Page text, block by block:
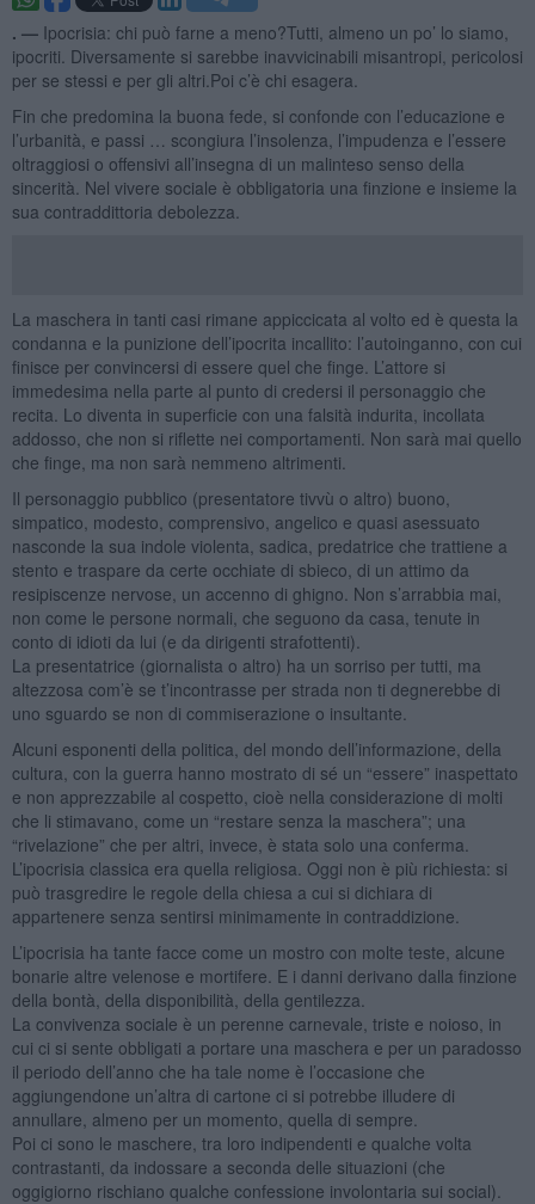
. — Ipocrisia: chi può farne a meno?Tutti, almeno un po’ lo siamo,
ipocriti. Diversamente si sarebbe inavvicinabili misantropi, pericolosi
per se stessi e per gli altri.Poi c’è chi esagera.
Fin che predomina la buona fede, si confonde con l’educazione e
l’urbanità, e passi … scongiura l’insolenza, l’impudenza e l’essere
oltraggiosi o offensivi all’insegna di un malinteso senso della
sincerità. Nel vivere sociale è obbligatoria una finzione e insieme la
sua contraddittoria debolezza.
La maschera in tanti casi rimane appiccicata al volto ed è questa la
condanna e la punizione dell’ipocrita incallito: l’autoinganno, con cui
finisce per convincersi di essere quel che finge. L’attore si
immedesima nella parte al punto di credersi il personaggio che
recita. Lo diventa in superficie con una falsità indurita, incollata
addosso, che non si riflette nei comportamenti. Non sarà mai quello
che finge, ma non sarà nemmeno altrimenti.
Il personaggio pubblico (presentatore tivvù o altro) buono,
simpatico, modesto, comprensivo, angelico e quasi asessuato
nasconde la sua indole violenta, sadica, predatrice che trattiene a
stento e traspare da certe occhiate di sbieco, di un attimo da
resipiscenze nervose, un accenno di ghigno. Non s’arrabbia mai,
non come le persone normali, che seguono da casa, tenute in
conto di idioti da lui (e da dirigenti strafottenti).
La presentatrice (giornalista o altro) ha un sorriso per tutti, ma
altezzosa com’è se t’incontrasse per strada non ti degnerebbe di
uno sguardo se non di commiserazione o insultante.
Alcuni esponenti della politica, del mondo dell’informazione, della
cultura, con la guerra hanno mostrato di sé un “essere” inaspettato
e non apprezzabile al cospetto, cioè nella considerazione di molti
che li stimavano, come un “restare senza la maschera”; una
“rivelazione” che per altri, invece, è stata solo una conferma.
L’ipocrisia classica era quella religiosa. Oggi non è più richiesta: si
può trasgredire le regole della chiesa a cui si dichiara di
appartenere senza sentirsi minimamente in contraddizione.
L’ipocrisia ha tante facce come un mostro con molte teste, alcune
bonarie altre velenose e mortifere. E i danni derivano dalla finzione
della bontà, della disponibilità, della gentilezza.
La convivenza sociale è un perenne carnevale, triste e noioso, in
cui ci si sente obbligati a portare una maschera e per un paradosso
il periodo dell’anno che ha tale nome è l’occasione che
aggiungendone un’altra di cartone ci si potrebbe illudere di
annullare, almeno per un momento, quella di sempre.
Poi ci sono le maschere, tra loro indipendenti e qualche volta
contrastanti, da indossare a seconda delle situazioni (che
oggigiorno rischiano qualche confessione involontaria sui social).